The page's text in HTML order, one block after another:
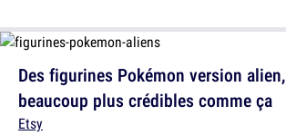
Des figurines Pokémon version alien,
beaucoup plus crédibles comme ça
Etsy